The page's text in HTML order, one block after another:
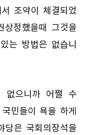
조약이 체결되었
정했을때 그것을
는 방법은 없습니
없으니까 어쩔 수
민들이 욕을 하게
당은 국회의장석을